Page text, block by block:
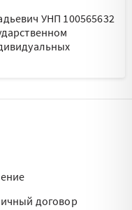
УНП 100565632
договор